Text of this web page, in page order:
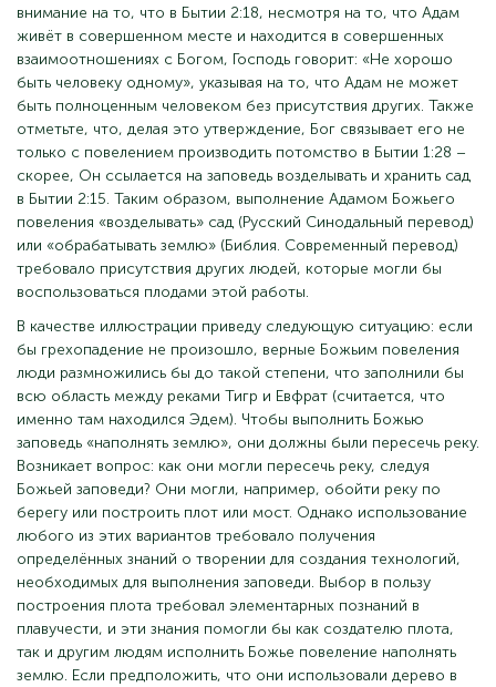
внимание на то, что в Бытии 2:18, несмотря на то, что Адам
живёт в совершенном месте и находится в совершенных
взаимоотношениях с Богом, Господь говорит: «Не хорошо
быть человеку одному», указывая на то, что Адам не может
быть полноценным человеком без присутствия других. Также
отметьте, что, делая это утверждение, Бог связывает его не
только с повелением производить потомство в Бытии 1:28 –
скорее, Он ссылается на заповедь возделывать и хранить сад
в Бытии 2:15. Таким образом, выполнение Адамом Божьего
повеления «возделывать» сад (Русский Синодальный перевод)
или «обрабатывать землю» (Библия. Современный перевод)
требовало присутствия других людей, которые могли бы
воспользоваться плодами этой работы.
В качестве иллюстрации приведу следующую ситуацию: если
бы грехопадение не произошло, верные Божьим повеления
люди размножились бы до такой степени, что заполнили бы
всю область между реками Тигр и Евфрат (считается, что
именно там находился Эдем). Чтобы выполнить Божью
заповедь «наполнять землю», они должны были пересечь реку.
Возникает вопрос: как они могли пересечь реку, следуя
Божьей заповеди? Они могли, например, обойти реку по
берегу или построить плот или мост. Однако использование
любого из этих вариантов требовало получения
определённых знаний о творении для создания технологий,
необходимых для выполнения заповеди. Выбор в пользу
построения плота требовал элементарных познаний в
плавучести, и эти знания помогли бы как создателю плота,
так и другим людям исполнить Божье повеление наполнять
землю. Если предположить, что они использовали дерево в